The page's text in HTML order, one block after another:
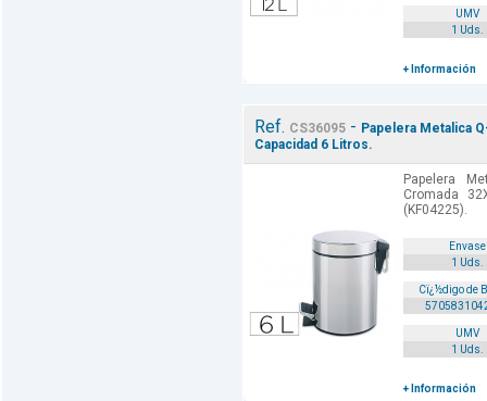
UMV
1 Uds.
+ Información
Ref. CS36095- Papelera Metalica
Capacidad 6 Litros.
Papelera
Cromada
(KF04225).
Envase
1 Uds.
Cï¿½digo de
UMV
1 Uds.
+ Información